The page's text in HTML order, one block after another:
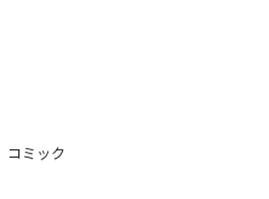
コミック